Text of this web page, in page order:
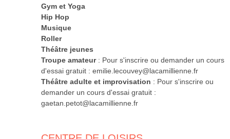
Gym et Yoga
Hip Hop
Musique
Roller
Théâtre jeunes
Troupe amateur : Pour s'inscrire ou demander un cours
d'essai gratuit : emilie.lecouvey@lacamillienne.fr
Théâtre adulte et improvisation : Pour s'inscrire ou
demander un cours d'essai gratuit :
gaetan.petot@lacamillienne.fr